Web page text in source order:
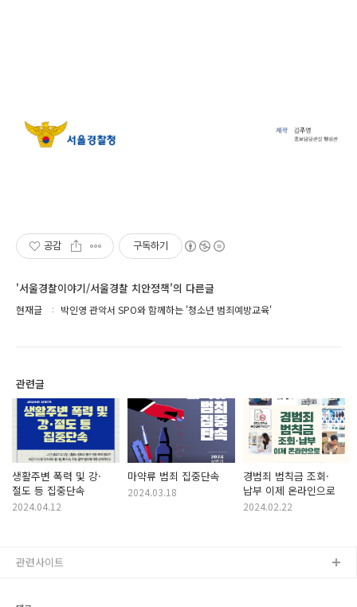
공감 구독하기
'서울경찰이야기/서울경찰 치안정책'의 다른글
현재글 박인영 관악서 SPO와 함께하는 '청소년 범죄예방교육'
관련글
생활주변 폭력 및 강·
절도 등 집중단속
2024.04.12
마약류 범죄 집중단속
2024.03.18
경범죄 범칙금 조회·
납부 이제 온라인으로
2024.02.22
관련사이트